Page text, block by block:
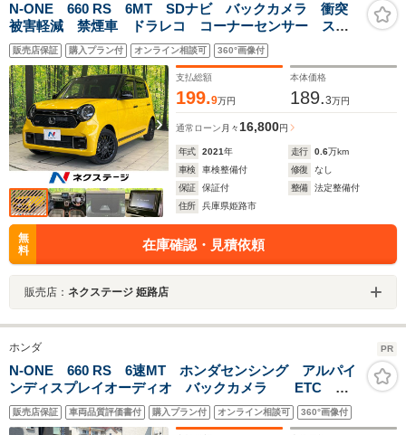
N-ONE 660 RS 6MT SDナビ バックカメラ 衝突
被害軽減 禁煙車 ドラレコ コーナーセンサー スマ
ートキー LEDヘッド ETC 純正15インチアルミ 車
線逸脱警報 オートライト オートエアコン
販売店保証 購入プラン付 オンライン相談可 360°画像付
支払総額
199.9万円
本体価格
189.3万円
通常ローン 月々16,800円
年式 2021年 走行 0.6万km
車検
車検整備付 修復
なし
保証
保証付 整備
法定整備付
住所
兵庫県姫路市
無
料
在庫確認・見積依頼
販売店： ネクステージ 姫路店
ホンダ PR
N-ONE 660 RS 6速MT ホンダセンシング アルパイ
ンディスプレイオーディオ バックカメラ ETC 前
席シートヒーター 前後ドラレコ LEDオートライト
BT オートマチックハイビーム スマートキー
販売店保証 車両品質評価書付 購入プラン付 オンライン相談可 360°画像付